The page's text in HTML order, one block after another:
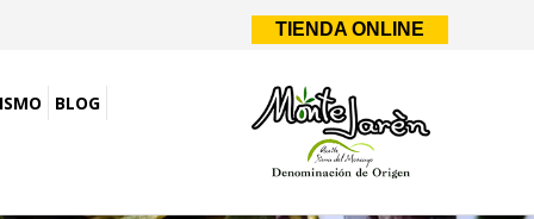
TIENDA ONLINE
BLOG